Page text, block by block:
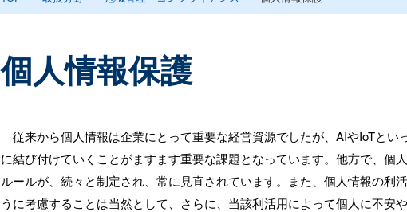
個人情報保護
従来から個人情報は企業にとって重要な経営資源でしたが、AIやIoTと
に結び付けていくことがますます重要な課題となっています。他方で、
ルールが、続々と制定され、常に見直されています。また、個人情報の
うに考慮することは当然として、さらに、当該利活用によって個人に不安